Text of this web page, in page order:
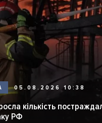
05.08.2026 10:38
кількість
РФ